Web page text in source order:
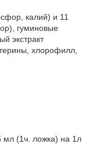
калий) и 11
гуминовые
экстракт
хлорофилл,
мл (1ч. ложка) на 1л